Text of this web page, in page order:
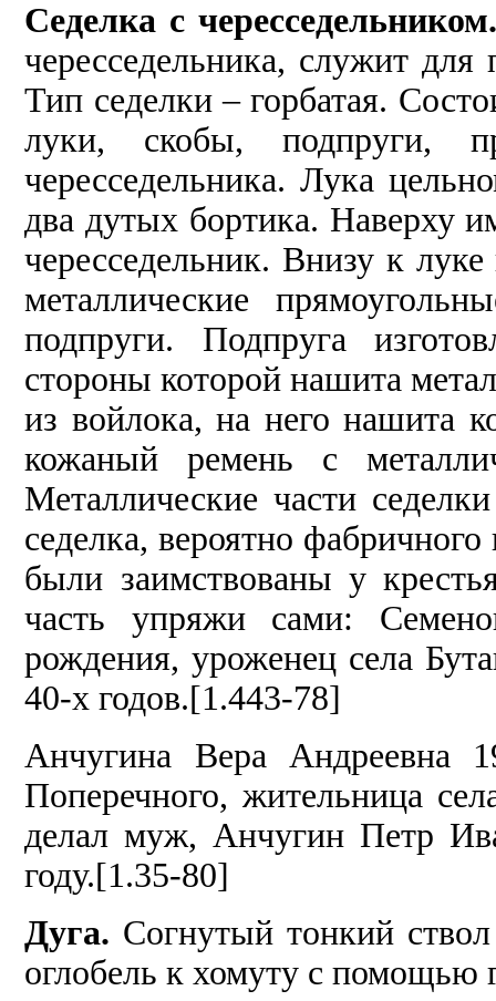
Седелка с
чересседельника, служит
Тип седелки – горбатая.
луки, скобы, подпруги,
чересседельника. Лука
два дутых бортика. Наверху
чересседельник. Внизу к
металлические
подпруги. Подпруга
стороны которой нашита
из войлока, на него нашита
кожаный ремень с
Металлические части
седелка, вероятно
были заимствованы у
часть упряжи сами:
рождения, уроженец села
40-х годов.[1.443-78]
Анчугина Вера Андреевна
Поперечного, жительница
делал муж, Анчугин Петр
году.[1.35-80]
Дуга. Согнутый тонкий
оглобель к хомуту с помощью